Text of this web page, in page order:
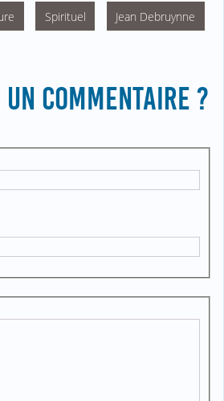
Spirituel Jean Debruynne
COMMENTAIRE ?